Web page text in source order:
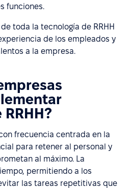
funciones.
toda la tecnología de RRHH
de los empleados y
a la empresa.
frecuencia centrada en la
para retener al personal y
al máximo. La
permitiendo a los
las tareas repetitivas que